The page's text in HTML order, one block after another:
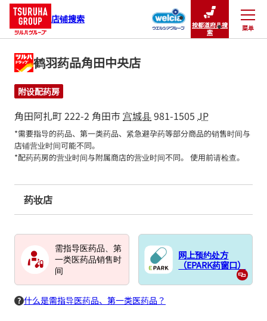
店铺搜索
按都道府县搜
索
菜单
关闭
鹤羽药品角田中央店
附设配药房
角田阿扎町 222-2 角田市宫城县981-1505 JP
*需要指导的药品、第一类药品、紧急避孕药等部分商品的销售时间与
店铺营业时间可能不同。
*配药药房的营业时间与附属商店的营业时间不同。 使用前请检查。
药妆店
需指导医药品、第
一类医药品销售时
间
网上预约处方
（EPARK药窗口）
什么是需指导医药品、第一类医药品？